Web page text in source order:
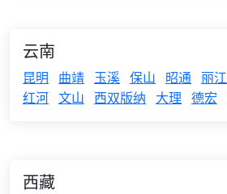
云南
昆明 曲靖 玉溪 保山 昭通 丽江
红河 文山 西双版纳 大理 德宏
西藏